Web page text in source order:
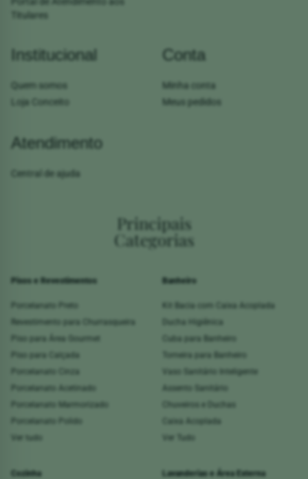
Titulares
Institucional
Quem somos
Loja Conceito
Conta
Minha conta
Meus pedidos
Atendimento
Central de ajuda
Principais
Categorias
Pisos e Revestimentos
Porcelanato Preto
Revestimento para Churrasqueira
Piso para Área Gourmet
Piso para Calçada
Porcelanato Cinza
Porcelanato Acetinado
Porcelanato Marmorizado
Porcelanato Polido
Ver tudo
Banheiro
Kit Bacia com Caixa Acoplada
Ducha Higiênica
Cuba para Banheiro
Torneira para Banheiro
Vaso Sanitário Inteligente
Assento Sanitário
Chuveiros e Duchas
Caixa Acoplada
Ver Tudo
Cozinha Lavanderias e Área Externa